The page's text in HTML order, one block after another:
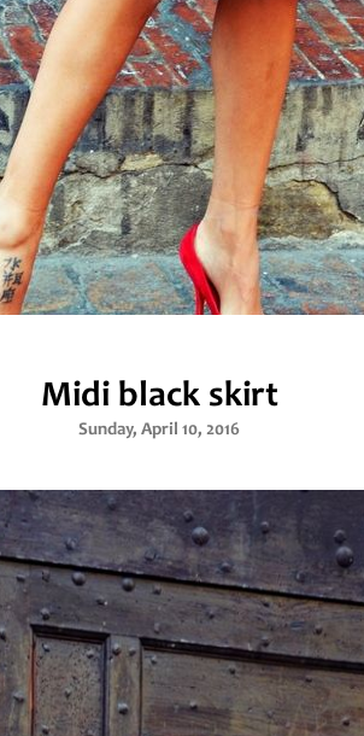
Midi black skirt
Sunday, April 10, 2016